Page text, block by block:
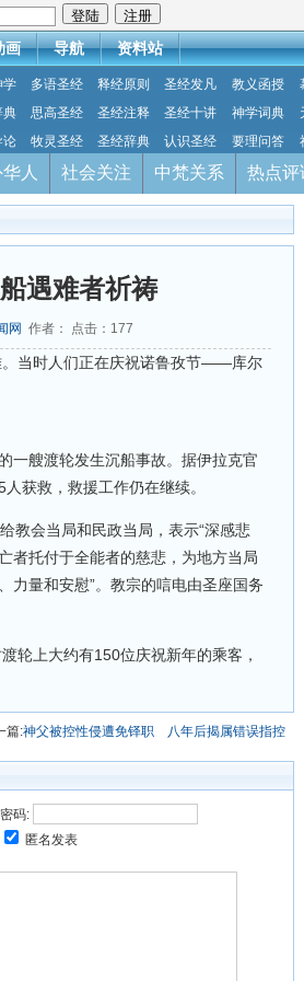
画 导航 资料站
学 多语圣经 释经原则 圣经发凡 教义函授
典 思高圣经 圣经注释 圣经十讲 神学词典
论 牧灵圣经 圣经辞典 认识圣经 要理问答
人 社会关注 中梵关系 热点评
遇难者祈祷
网 作者： 点击： 177
。当时人们正在庆祝诺鲁孜节——库尔
一艘渡轮发生沉船事故。据伊拉克官
获救，救援工作仍在继续。
教会当局和民政当局，表示“深感悲
者托付于全能者的慈悲，为地方当局
力量和安慰”。教宗的唁电由圣座国务
轮上大约有150位庆祝新年的乘客，
篇:神父被控性侵遭免铎职 八年后揭属错误指控
密码:
匿名发表